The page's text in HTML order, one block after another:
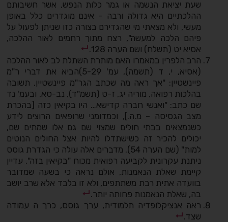
שעת יציאת הנשמה או גמר כלות הנפש, אשר חשיבותם
ההלכתיים היא גדולה ורבה – אינם מוגדרים כלל באופן
מעשי, ולא מצאתי מי שהגדירם בצורה כזו שניתן לפעול על
פיהם הלכה למעשה", רצח מתוך רחמים לאור ההלכה,
אסיא יט (תשלח) ושם הערה 128.
הרב הלפרין במאמרו האם מותרת השתלת לב לאור ההלכה
(אסיא, י, ד (תשמה), עמ' 5­-29)הביא את דברי ר"מ
פיינשטיין: "אך ראה מה שכתב הגר"מ פיינשטיין, תשובה
בהלכות רפואה, מוריה יג, ז-ט (תשמ"ד), נב-סא, ובעמ' נד
שם כתב: "ואנשי חברה קדישא… היו בקיאין כזה [בהכרת
מצב הגסיסה – מ.ה.], וכמדומני שרופאים הרוצים לידע
כשנמצאים בבתי חולים שמצוי שם גם אלו שמתים שם,
יכולים להכיר זה כשישתדלו להיות אצל החולים הנוטים
למות" (שם הערה 54). מדברים אלה עולה כי הגדרת גוסס
ניתנת עקרונית לקביעה רפואית מכוח "בקיאין בזה". עדיין
קיימת שאלת הנאמנות, אולם נראה כי בשעה שמדובר
בוועדה אתית רבת משתתפים, ולא זו בלבד אלא שרב יושב
בה, שאלת הנאמנות פחותה יותר.
ראה אנציקלופדיה תלמודית, ערך גוסס, כרך ה עמודה
שצד.